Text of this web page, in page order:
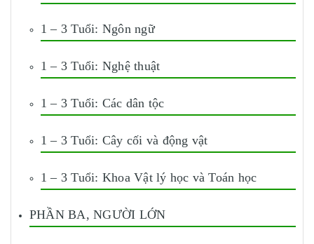
1 – 3 Tuổi: Ngôn ngữ
1 – 3 Tuổi: Nghệ thuật
1 – 3 Tuổi: Các dân tộc
1 – 3 Tuổi: Cây cối và động vật
1 – 3 Tuổi: Khoa Vật lý học và Toán học
PHẦN BA, NGƯỜI LỚN